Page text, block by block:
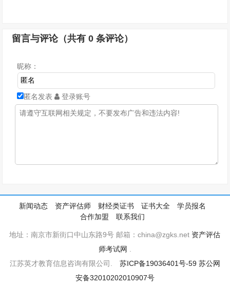
留言与评论（共有0 条评论）
昵称：
匿名发表 登录账号
新闻动态 资产评估师 财经类证书 证书大全
学员报名
合作加盟
联系我们
地址：南京市新街口中山东路9号 邮箱：china@zgks.net 资产评估
师考试网 .
江苏英才教育信息咨询有限公司. 苏ICP备19036401号-59 苏公网
安备32010202010907号